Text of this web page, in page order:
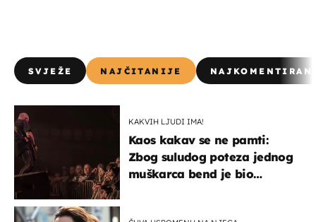
SVJEŽE NAJČITANIJE
KAKVIH LJUDI IMA!
Kaos kakav se ne pamti:
Zbog suludog poteza jednog
muškarca bend je bio